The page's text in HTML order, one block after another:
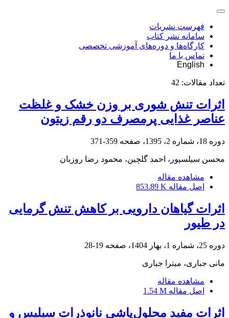
فهرست نشریات
سامانه نشر کتاب
کارگاه‌ها و دوره‌های آموزشی تخصصی
تماس با ما
English
تعداد مقالات: 42
اثرات تنش شوری بر وزن خشک و غلظت
عناصر غذایی پرمصرف دو رقم زیتون
دوره 18، شماره 2، 1395، صفحه 359-371
محسن سیلسپور، احمد گلچین، محمود رضا روزبان
مشاهده مقاله
اصل مقاله 853.89 K
اثرات گیاهان دارویی بر کاهش تنش گرمایی
در طیور
دوره 25، شماره 1، بهار 1404، صفحه 19-28
مانی جباری، میترا جباری
مشاهده مقاله
اصل مقاله 1.54 M
اثرات مفید محلول‌پاشی نانوذرات سیلیس و